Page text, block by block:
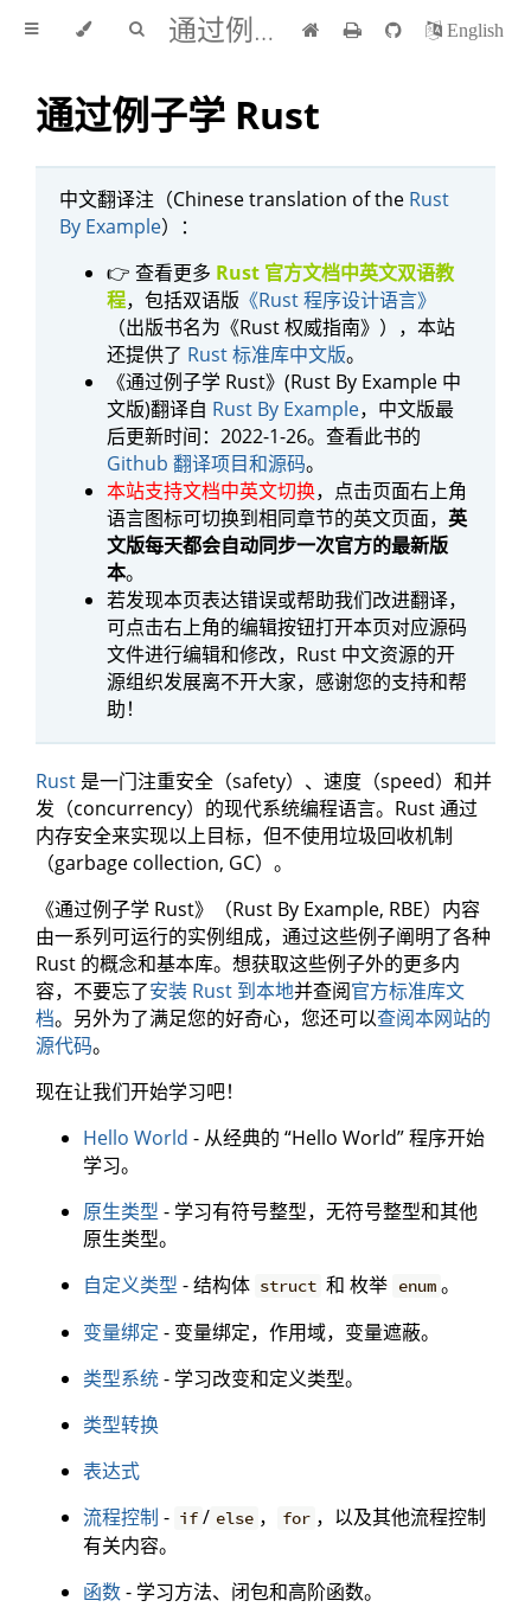
通过例子学 Rust 中文版 English
通过例子学 Rust
中文翻译注（Chinese translation of the Rust
By Example）：
👉 查看更多 Rust 官方文档中英文双语教
程，包括双语版 《Rust 程序设计语言》
（出版书名为《Rust 权威指南》），本站
还提供了 Rust 标准库中文版。
《通过例子学 Rust》(Rust By Example 中
文版)翻译自 Rust By Example，中文版最
后更新时间：2022-1-26。查看此书的
Github 翻译项目和源码。
本站支持文档中英文切换，点击页面右上角
语言图标可切换到相同章节的英文页面， 英
文版每天都会自动同步一次官方的最新版
本。
若发现本页表达错误或帮助我们改进翻译，
可点击右上角的编辑按钮打开本页对应源码
文件进行编辑和修改，Rust 中文资源的开
源组织发展离不开大家，感谢您的支持和帮
助！
Rust 是一门注重安全（safety）、速度（speed）和并
发（concurrency）的现代系统编程语言。Rust 通过
内存安全来实现以上目标，但不使用垃圾回收机制
（garbage collection, GC）。
《通过例子学 Rust》（Rust By Example, RBE）内容
由一系列可运行的实例组成，通过这些例子阐明了各种
Rust 的概念和基本库。想获取这些例子外的更多内
容，不要忘了安装 Rust 到本地并查阅官方标准库文
档。另外为了满足您的好奇心，您还可以查阅本网站的
源代码。
现在让我们开始学习吧！
Hello World - 从经典的 “Hello World” 程序开始
学习。
原生类型 - 学习有符号整型，无符号整型和其他
原生类型。
自定义类型 - 结构体 struct 和 枚举 enum 。
变量绑定 - 变量绑定，作用域，变量遮蔽。
类型系统- 学习改变和定义类型。
类型转换
表达式
流程控制 - if / else ， for ，以及其他流程控制
有关内容。
函数- 学习方法、闭包和高阶函数。